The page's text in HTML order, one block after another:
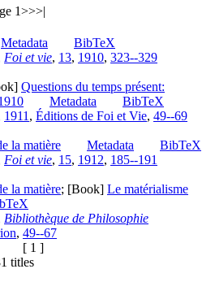
1>>>|
Metadata
BibTeX
Foi et vie, 13, 1910, 323--329
Questions du temps présent:
Metadata
BibTeX
1911 , Éditions de Foi et Vie, 49--69
la matière
Metadata
BibTeX
Foi et vie, 15, 1912, 185--191
la matière; [Book] Le matérialisme
Bibliothèque de Philosophie
, 49--67
[ 1 ]
titles